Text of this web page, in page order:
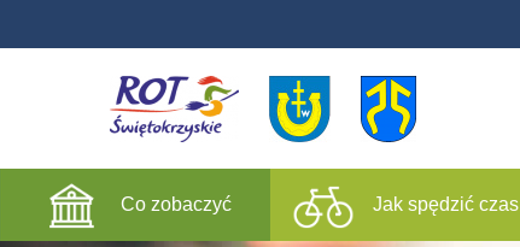
Co zobaczyć Jak spędzić czas